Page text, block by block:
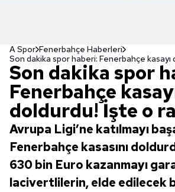
A Spor Fenerbahçe Haberleri
Son dakika spor
Fenerbahçe
doldurdu! İşte o
Avrupa Ligi’ne katılmayı
Fenerbahçe kasasını
630 bin Euro kazanmayı
lacivertlilerin, elde edilecek